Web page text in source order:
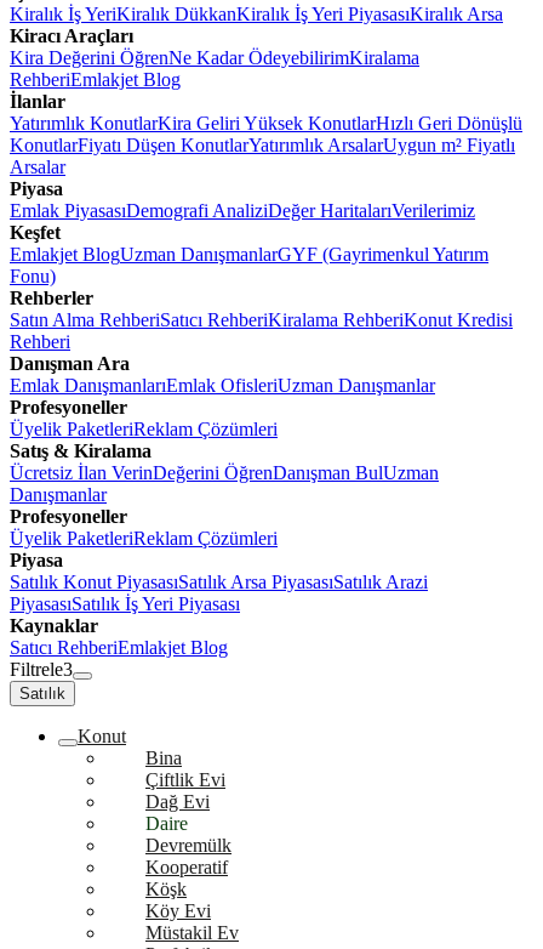
Kiralık İş YeriKiralık DükkanKiralık İş Yeri PiyasasıKiralık Arsa
Kiracı Araçları
Kira Değerini ÖğrenNe Kadar ÖdeyebilirimKiralama
RehberiEmlakjet Blog
İlanlar
Yatırımlık KonutlarKira Geliri Yüksek KonutlarHızlı Geri Dönüşlü
KonutlarFiyatı Düşen KonutlarYatırımlık ArsalarUygun m² Fiyatlı
Arsalar
Piyasa
Emlak PiyasasıDemografi AnaliziDeğer HaritalarıVerilerimiz
Keşfet
Emlakjet BlogUzman DanışmanlarGYF (Gayrimenkul Yatırım
Fonu)
Rehberler
Satın Alma RehberiSatıcı RehberiKiralama RehberiKonut Kredisi
Rehberi
Danışman Ara
Emlak DanışmanlarıEmlak OfisleriUzman Danışmanlar
Profesyoneller
Üyelik PaketleriReklam Çözümleri
Satış & Kiralama
Ücretsiz İlan VerinDeğerini ÖğrenDanışman BulUzman
Danışmanlar
Profesyoneller
Üyelik PaketleriReklam Çözümleri
Piyasa
Satılık Konut PiyasasıSatılık Arsa PiyasasıSatılık Arazi
PiyasasıSatılık İş Yeri Piyasası
Kaynaklar
Satıcı RehberiEmlakjet Blog
Filtrele3
Satılık
Konut
Bina
Çiftlik Evi
Dağ Evi
Daire
Devremülk
Kooperatif
Köşk
Köy Evi
Müstakil Ev